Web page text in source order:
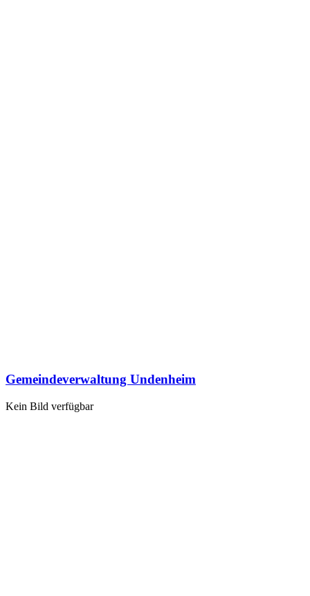
Gemeindeverwaltung Undenheim
Kein Bild verfügbar